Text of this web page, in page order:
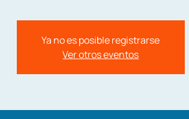
Ya no es posible registrarse
Ver otros eventos